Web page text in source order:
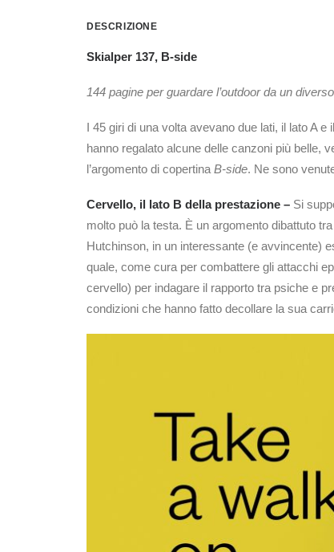
DESCRIZIONE
Skialper 137, B-side
144 pagine per guardare l’outdoor da un
I 45 giri di una volta avevano due lati, il lato A
hanno regalato alcune delle canzoni più belle,
l’argomento di copertina B-side. Ne sono
Cervello, il lato B della prestazione – Si
molto può la testa. È un argomento dibattuto
Hutchinson, in un interessante (e avvincente)
quale, come cura per combattere gli attacchi
cervello) per indagare il rapporto tra psiche e
condizioni che hanno fatto decollare la sua